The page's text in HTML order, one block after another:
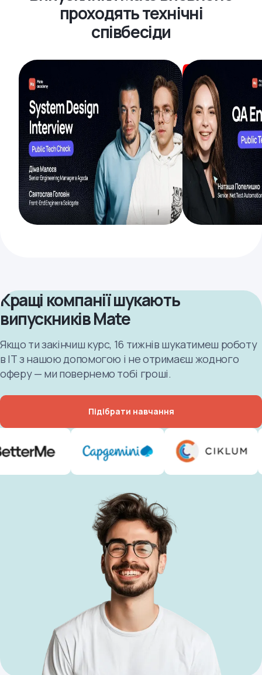
проходять технічні
співбесіди
Кращі компанії шукають
випускників Mate
Якщо ти закінчиш курс, 16 тижнів шукатимеш роботу
в ІТ з нашою допомогою і не отримаєш жодного
оферу — ми повернемо тобі гроші.
Підібрати навчання